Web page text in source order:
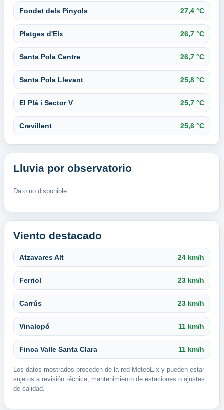
Fondet dels Pinyols 27,4 °C
Platges d'Elx 26,7 °C
Santa Pola Centre 26,7 °C
Santa Pola Llevant 25,8 °C
El Plá i Sector V 25,7 °C
Crevillent 25,6 °C
Lluvia por observatorio
Dato no disponible
Viento destacado
Atzavares Alt 24 km/h
Ferriol 23 km/h
Carrús 23 km/h
Vinalopó 11 km/h
Finca Valle Santa Clara 11 km/h
Los datos mostrados proceden de la red MeteoElx y pueden estar
sujetos a revisión técnica, mantenimiento de estaciones o ajustes
de calidad.